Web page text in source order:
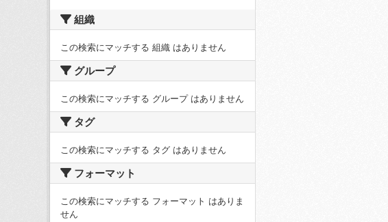
組織
この検索にマッチする 組織 はありません
グループ
この検索にマッチする グループ はありません
タグ
この検索にマッチする タグ はありません
フォーマット
この検索にマッチする フォーマット はありま
せん